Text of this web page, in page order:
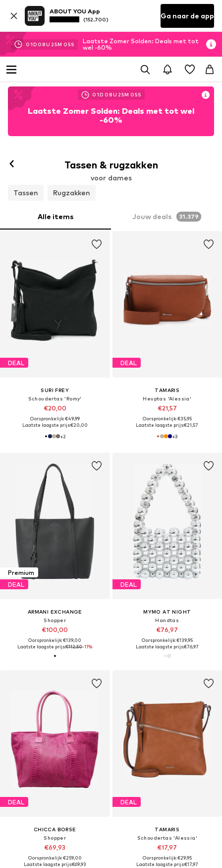
ABOUT YOU App
(152.700) Ga naar de app
01D 08U 25M 02S
Laatste Zomer Solden: Deals met tot
wel -60%
01D 08U 25M 02S
Laatste Zomer Solden: Deals met tot wel
-60%
Tassen & rugzakken
voor dames
Tassen
Rugzakken
Alle items Jouw deals 31.379
DEAL
SURI FREY
Schoudertas 'Romy'
€20,00
Oorspronkelijk: €49,99
Laatste laagste prijs:€20,00
+2
DEAL
TAMARIS
Heuptas 'Alessia'
€21,57
Oorspronkelijk: €35,95
Laatste laagste prijs:€21,57
+3
Premium
DEAL
ARMANI EXCHANGE
Shopper
€100,00
Oorspronkelijk: €139,00
Laatste laagste prijs:€112,50-11%
DEAL
MYMO AT NIGHT
Handtas
€76,97
Oorspronkelijk: €139,95
Laatste laagste prijs:€76,97
DEAL
CHICCA BORSE
Shopper
€69,93
Oorspronkelijk: €259,00
Laatste laagste prijs:€69,93
DEAL
TAMARIS
Schoudertas 'Alessia'
€17,97
Oorspronkelijk: €29,95
Laatste laagste prijs:€17,97